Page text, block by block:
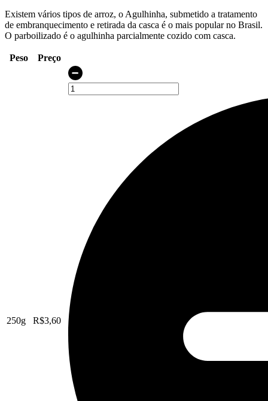
Existem vários tipos de arroz, o Agulhinha, submetido a tratamento
de embranquecimento e retirada da casca é o mais popular no Brasil.
O parboilizado é o agulhinha parcialmente cozido com casca.
Peso Preço
250g R$3,60